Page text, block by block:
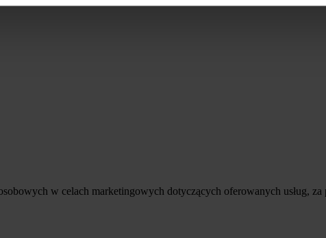
w celach marketingowych dotyczących oferowanych usług,